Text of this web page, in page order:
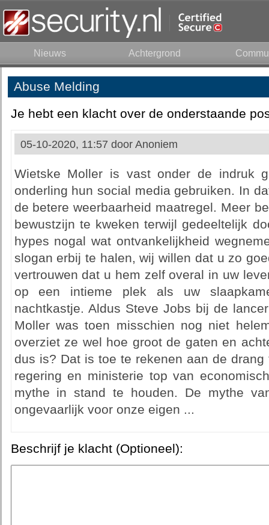
Nieuws Achtergrond
Abuse Melding
Je hebt een klacht over de onderstaande
05-10-2020, 11:57 door Anoniem
Wietske Moller is vast onder de indruk
onderling hun social media gebruiken. In
de betere weerbaarheid maatregel. Meer
bewustzijn te kweken terwijl gedeeltelijk
hypes nogal wat ontvankelijkheid
slogan erbij te halen, wij willen dat u zo
vertrouwen dat u hem zelf overal in uw
op een intieme plek als uw
nachtkastje. Aldus Steve Jobs bij de
Moller was toen misschien nog niet
overziet ze wel hoe groot de gaten en
dus is? Dat is toe te rekenen aan de
regering en ministerie top van
mythe in stand te houden. De mythe
ongevaarlijk voor onze eigen ...
Beschrijf je klacht (Optioneel):